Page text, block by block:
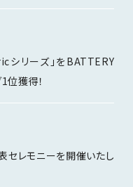
シリーズ」をBATTERY
位獲得！
レモニーを開催いたし